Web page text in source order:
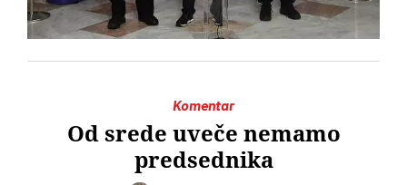
Komentar
Od srede uveče nemamo
predsednika